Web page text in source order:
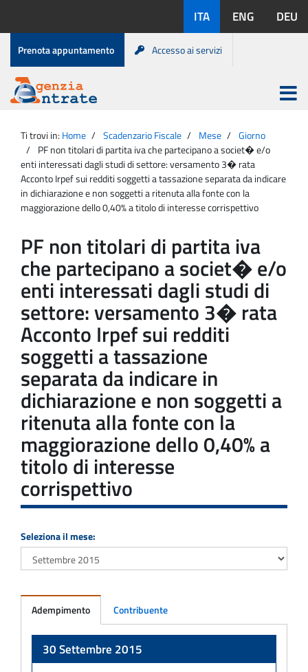
contenuto
disponibili:
ITA ENG DEU
Menu
di
servizio
Prenota appuntamento Accesso ai servizi
Agenzia
Entrate
Apri
menu
principale
Ti trovi in: Home Scadenzario Fiscale Mese
Giorno
PF non titolari di partita iva che partecipano a societ� e/o
enti interessati dagli studi di settore: versamento 3� rata
Acconto Irpef sui redditi soggetti a tassazione separata da indicare
in dichiarazione e non soggetti a ritenuta alla fonte con la
maggiorazione dello 0,40% a titolo di interesse corrispettivo
PF non titolari di partita iva
che partecipano a societ� e/o
enti interessati dagli studi di
settore: versamento 3� rata
Acconto Irpef sui redditi
soggetti a tassazione
separata da indicare in
dichiarazione e non soggetti a
ritenuta alla fonte con la
maggiorazione dello 0,40% a
titolo di interesse
corrispettivo
Seleziona il mese:
Adempimento Contribuente
30 Settembre 2015